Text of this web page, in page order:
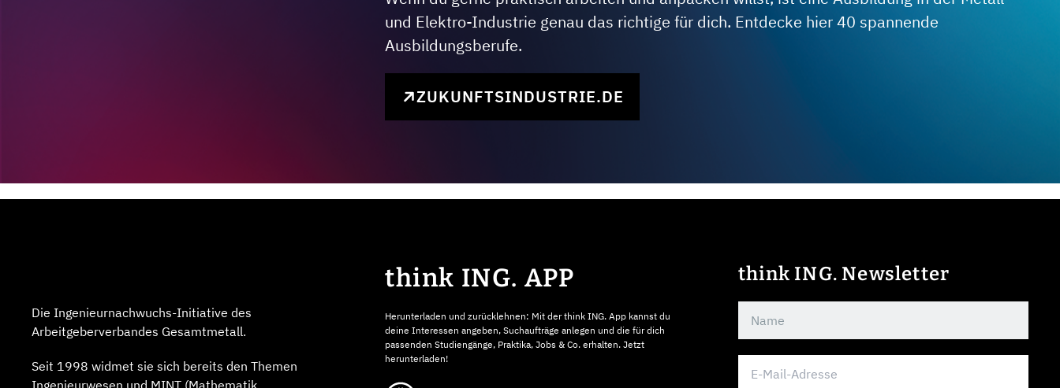
und Elektro-Industrie genau das richtige für dich. Entdecke hier 40 spannende
Ausbildungsberufe.
ZUKUNFTSINDUSTRIE.DE
Die Ingenieurnachwuchs-Initiative des
Arbeitgeberverbandes Gesamtmetall.
Seit 1998 widmet sie sich bereits den Themen
Ingenieurwesen und MINT (Mathematik,
think ING. APP
Herunterladen und zurücklehnen: Mit der think ING. App kannst du
deine Interessen angeben, Suchaufträge anlegen und die für dich
passenden Studiengänge, Praktika, Jobs & Co. erhalten. Jetzt
herunterladen!
think ING. Newsletter